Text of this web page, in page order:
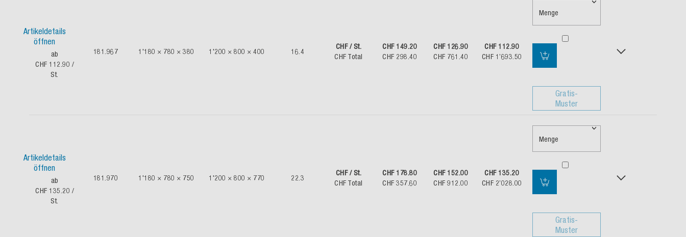
Artikeldetails
öffnen
ab
CHF 112.90 /
St.
181.967 1'180 × 780 × 380 1'200 × 800 × 400 16.4
CHF / St.
CHF Total
CHF 149.20
CHF 298.40
CHF 126.90
CHF 761.40
CHF 112.90
CHF 1’693.50
Menge
Gratis-
Muster
Artikeldetails
öffnen
ab
CHF 135.20 /
St.
181.970 1'180 × 780 × 750 1'200 × 800 × 770 22.3
CHF / St.
CHF Total
CHF 178.80
CHF 357.60
CHF 152.00
CHF 912.00
CHF 135.20
CHF 2’028.00
Menge
Gratis-
Muster